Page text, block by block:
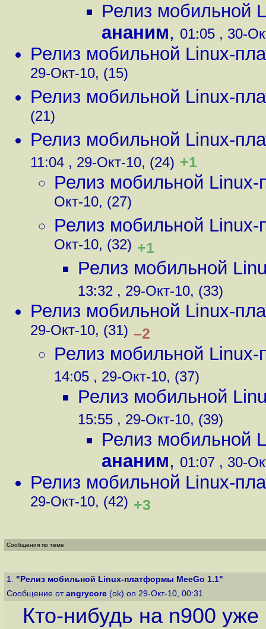
Релиз мобильной
ананим, 01:05 , 30-
Релиз мобильной Linux-
29-Окт-10, (15)
Релиз мобильной Linux-
(21)
Релиз мобильной Linux-
11:04 , 29-Окт-10, (24) +1
Релиз мобильной
Окт-10, (27)
Релиз мобильной
Окт-10, (32) +1
Релиз мобильной
13:32 , 29-Окт-10, (33)
Релиз мобильной Linux-
29-Окт-10, (31) –2
Релиз мобильной
14:05 , 29-Окт-10, (37)
Релиз мобильной
15:55 , 29-Окт-10, (39)
Релиз мобильной
ананим, 01:07 , 30-
Релиз мобильной Linux-
29-Окт-10, (42) +3
Сообщения по теме
1. "Релиз мобильной Linux-платформы MeeGo 1.1"
Сообщение от angrycore (ok) on 29-Окт-10, 00:31
Кто-нибудь на n900